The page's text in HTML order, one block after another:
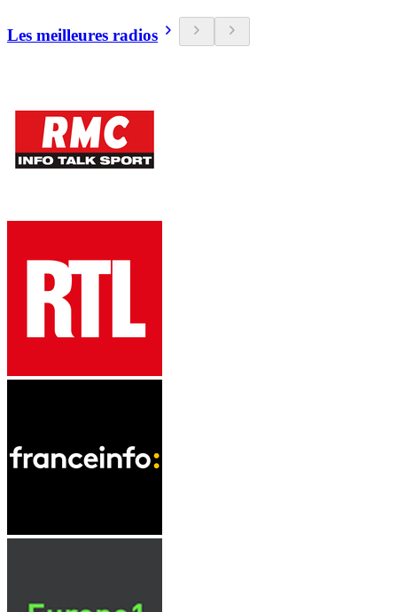
Les meilleures radios